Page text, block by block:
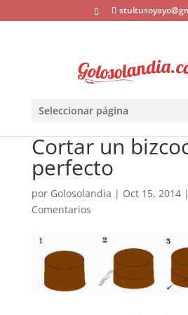
Seleccionar página
Cortar un
perfecto
por Golosolandia | Oct 15, 2014|
Comentarios